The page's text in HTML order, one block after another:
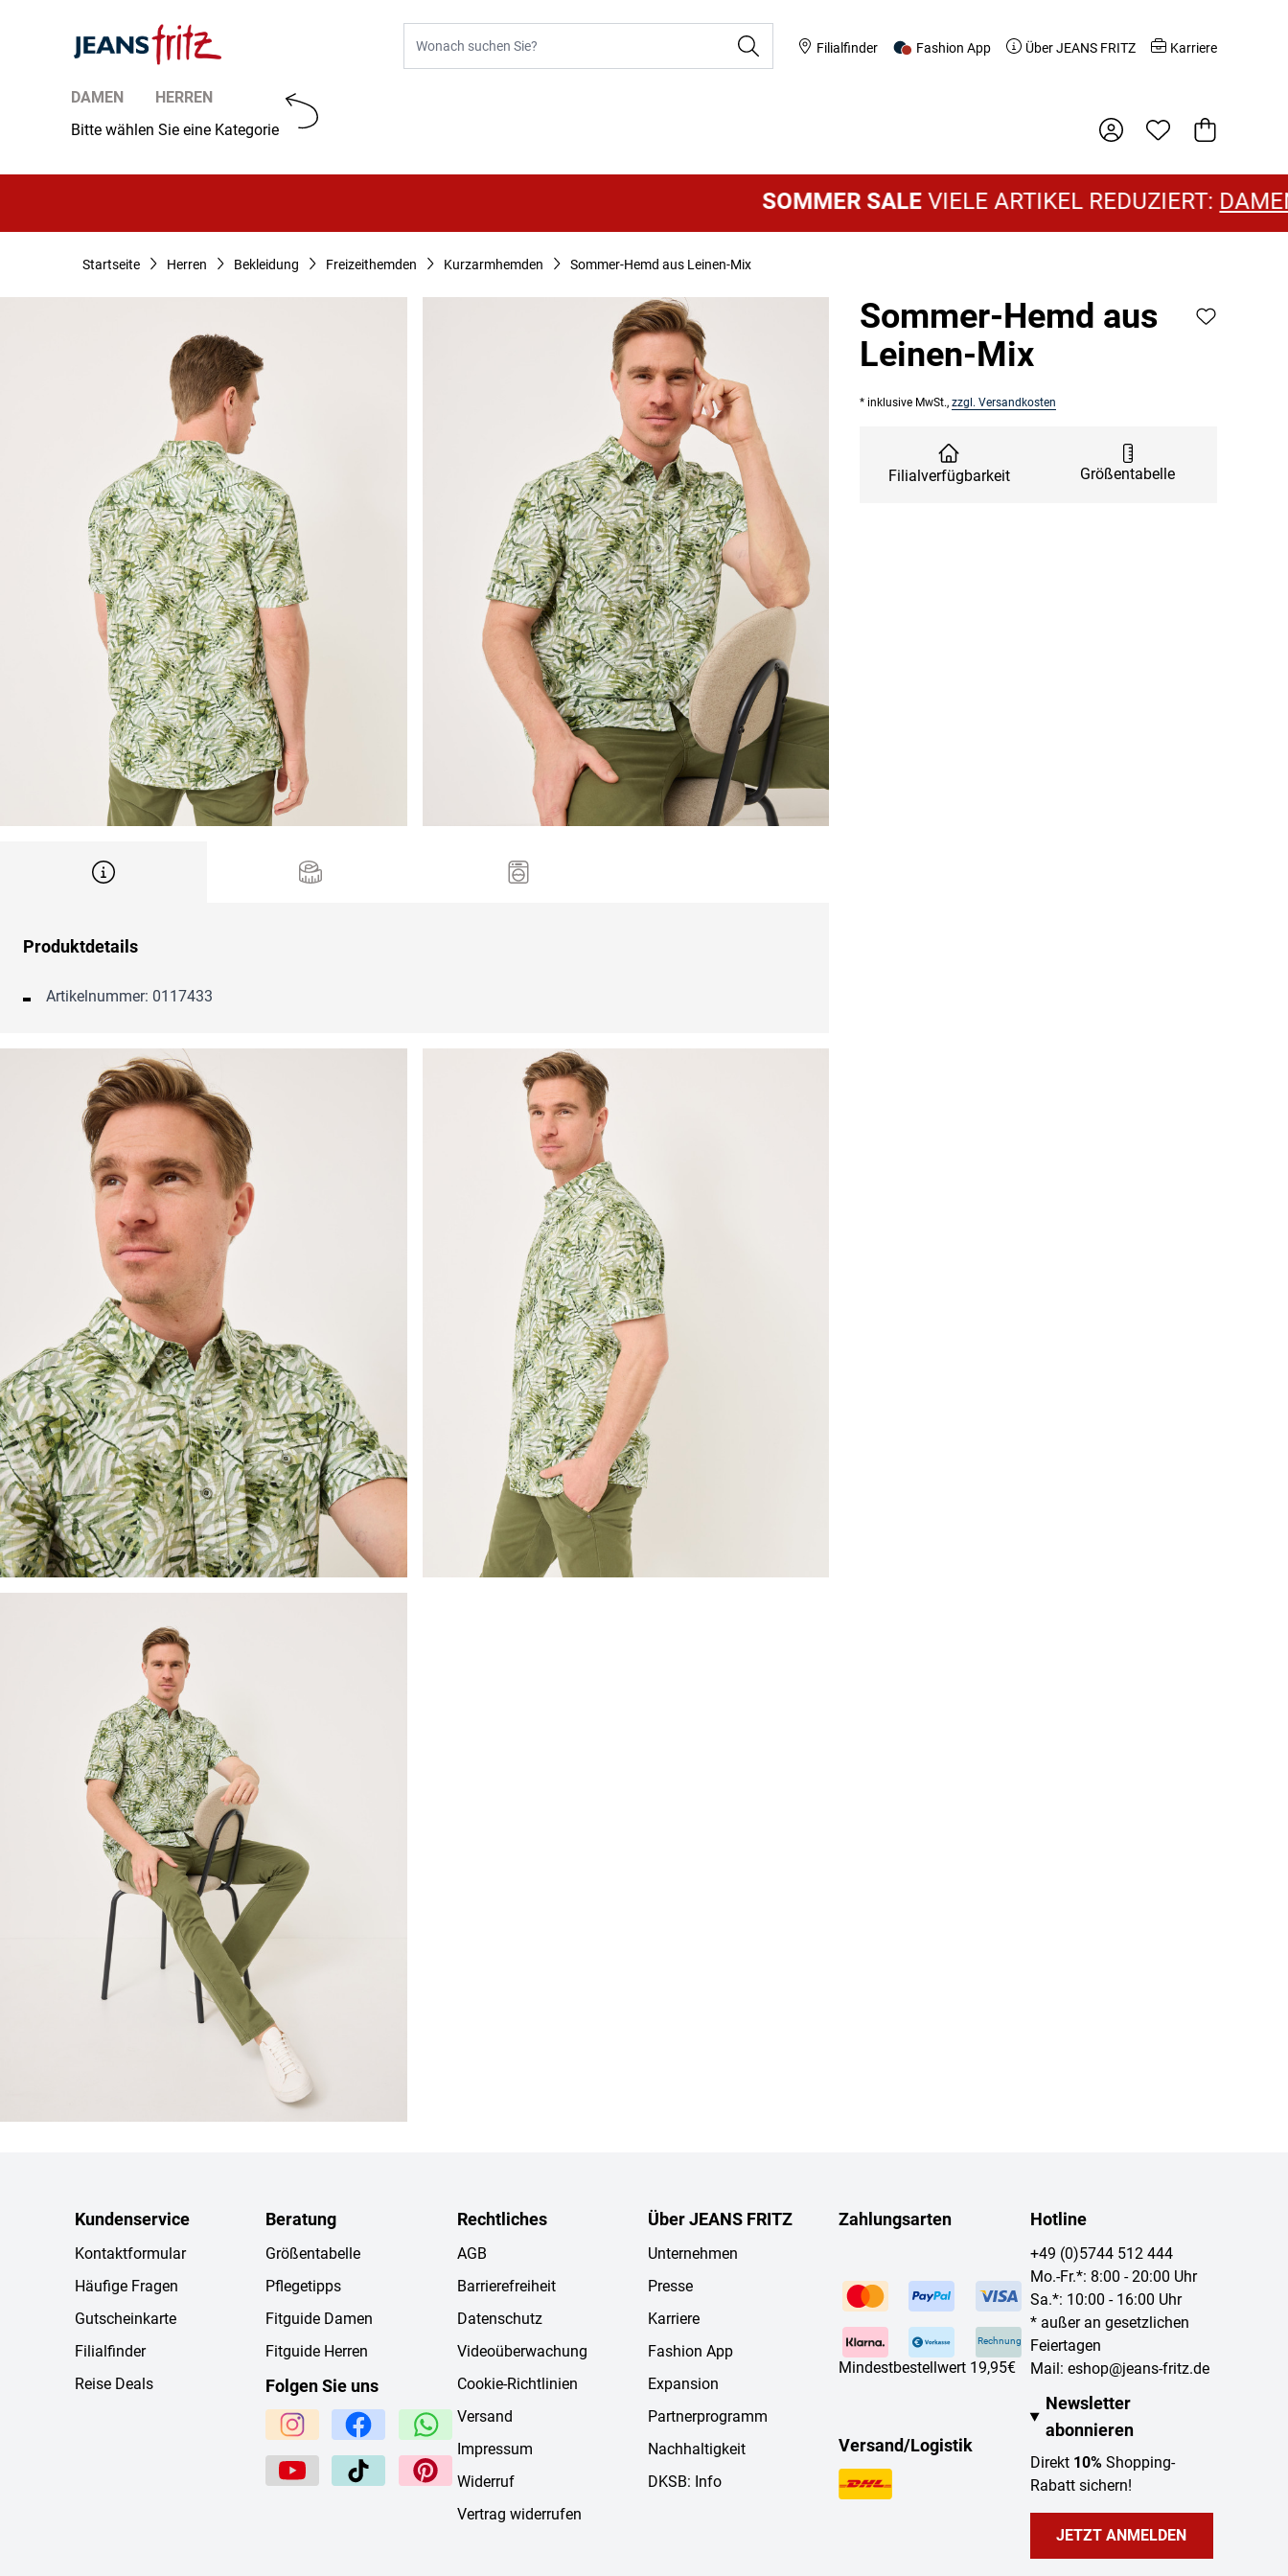
Filialfinder Fashion App Über JEANS FRITZ Karriere
DAMEN
HERREN
Bitte wählen Sie eine Kategorie
Warenkorb
SOMMER SALEVIELE ARTIKEL REDUZIERT:DAMEN SALE
Startseite Herren Bekleidung Freizeithemden Kurzarmhemden Sommer-Hemd aus Leinen-Mix
Produktdetails
Artikelnummer: 0117433
Sommer-Hemd aus
Leinen-Mix
* inklusive MwSt., zzgl. Versandkosten
Filialverfügbarkeit Größentabelle
Kundenservice
Kontaktformular
Häufige Fragen
Gutscheinkarte
Filialfinder
Reise Deals
Beratung
Größentabelle
Pflegetipps
Fitguide Damen
Fitguide Herren
Folgen Sie uns
Rechtliches
AGB
Barrierefreiheit
Datenschutz
Videoüberwachung
Cookie-Richtlinien
Versand
Impressum
Widerruf
Vertrag widerrufen
Über JEANS FRITZ
Unternehmen
Presse
Karriere
Fashion App
Expansion
Partnerprogramm
Nachhaltigkeit
DKSB: Info
Zahlungsarten
Rechnung
Mindestbestellwert 19,95€
Versand/Logistik
Hotline
+49 (0)5744 512 444
Mo.-Fr.*: 8:00 - 20:00 Uhr
Sa.*: 10:00 - 16:00 Uhr
* außer an gesetzlichen
Feiertagen
Mail: eshop@jeans-fritz.de
Newsletter
abonnieren
Direkt 10%Shopping-
Rabatt sichern!
JETZT ANMELDEN